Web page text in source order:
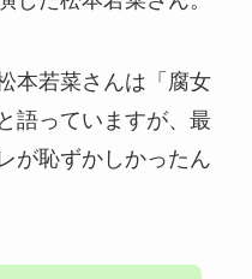
本若菜さんは「腐女
語っていますが、最
が恥ずかしかったん